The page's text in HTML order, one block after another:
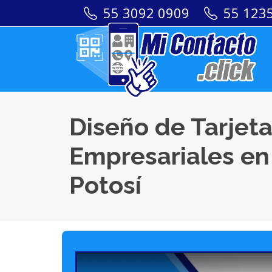
55 3092 0909 55
Diseño de
Empresariales
Potosí